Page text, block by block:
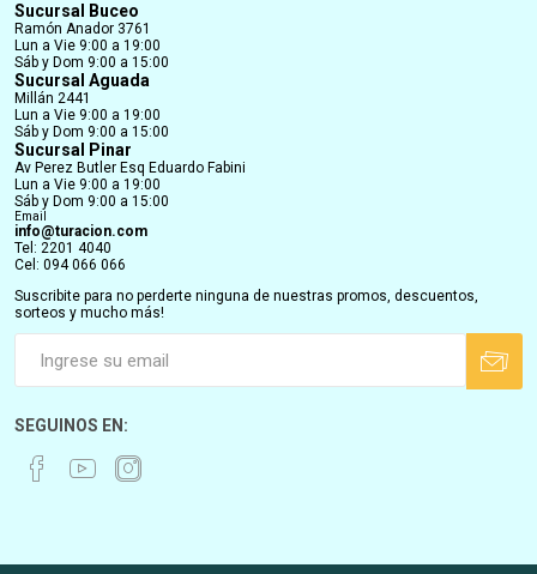
Sucursal Buceo
Ramón Anador 3761
Lun a Vie 9:00 a 19:00
Sáb y Dom 9:00 a 15:00
Sucursal Aguada
Millán 2441
Lun a Vie 9:00 a 19:00
Sáb y Dom 9:00 a 15:00
Sucursal Pinar
Av Perez Butler Esq Eduardo Fabini
Lun a Vie 9:00 a 19:00
Sáb y Dom 9:00 a 15:00
Email
info@turacion.com
Tel: 2201 4040
Cel: 094 066 066
Suscribite para no perderte ninguna de nuestras promos, descuentos,
sorteos y mucho más!
SEGUINOS EN: